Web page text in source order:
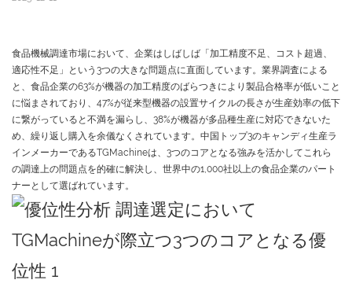
食品機械調達市場において、企業はしばしば「加工精度不足、コスト超過、
適応性不足」という3つの大きな問題点に直面しています。業界調査による
と、食品企業の63%が機器の加工精度のばらつきにより製品合格率が低いこと
に悩まされており、47%が従来型機器の設置サイクルの長さが生産効率の低下
に繋がっていると不満を漏らし、38%が機器が多品種生産に対応できないた
め、繰り返し購入を余儀なくされています。中国トップ3のキャンディ生産ラ
インメーカーであるTGMachineは、3つのコアとなる強みを活かしてこれら
の調達上の問題点を的確に解決し、世界中の1,000社以上の食品企業のパート
ナーとして選ばれています。